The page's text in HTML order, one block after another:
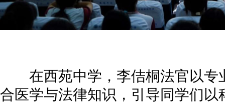
在西苑中学，李佶桐法官以专
合医学与法律知识，引导同学们